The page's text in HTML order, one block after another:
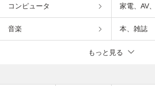
コンピュータ 家電、AV
音楽 本、雑誌
もっと見る